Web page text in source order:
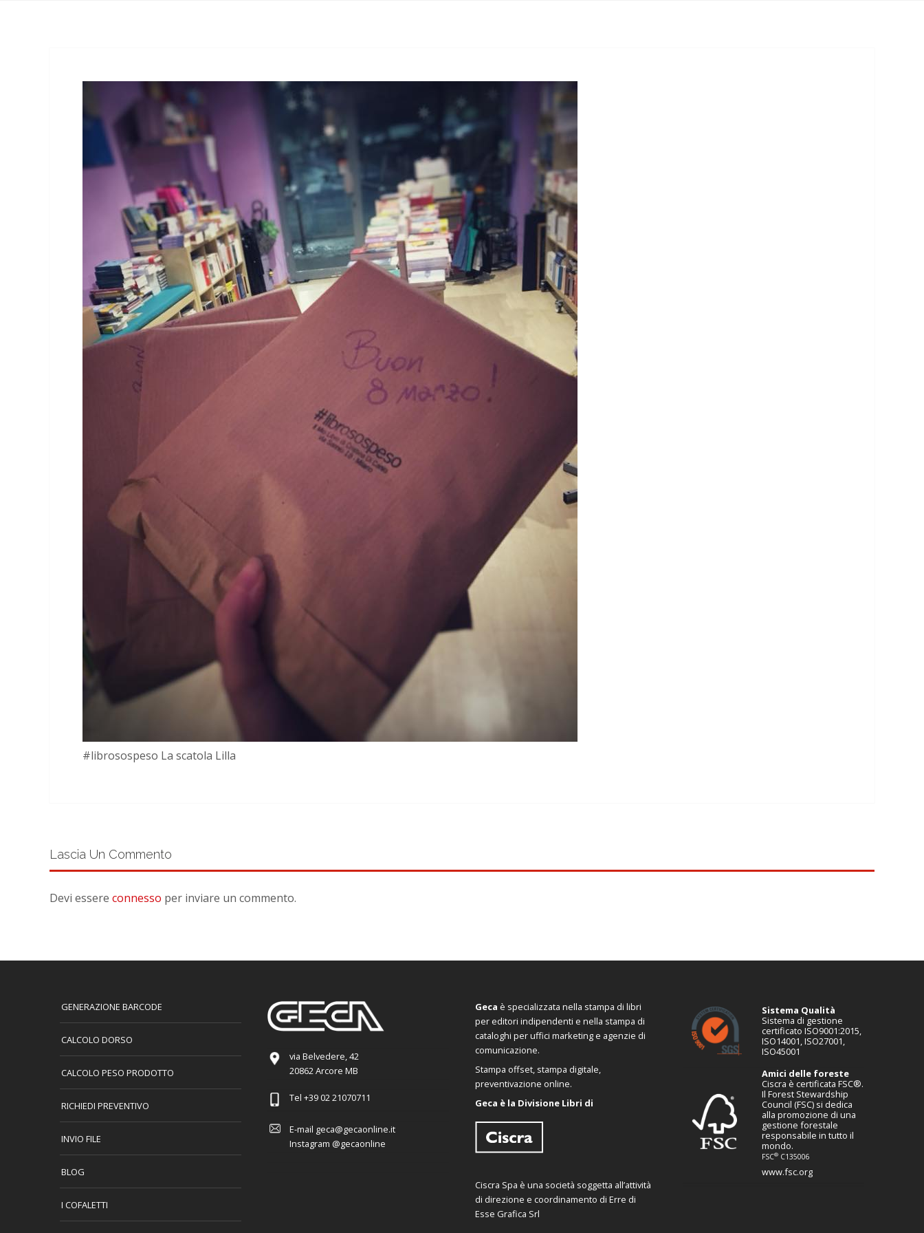
#librosospeso La scatola Lilla
Lascia Un Commento
Devi essere connesso per inviare un commento.
GENERAZIONE BARCODE
CALCOLO DORSO
CALCOLO PESO PRODOTTO
RICHIEDI PREVENTIVO
INVIO FILE
BLOG
I COFALETTI
via Belvedere, 42
20862 Arcore MB
Tel +39 02 21070711
E-mail geca@gecaonline.it
Instagram @gecaonline
Geca è specializzata nella stampa di libri
per editori indipendenti e nella stampa di
cataloghi per uffici marketing e agenzie di
comunicazione.
Stampa offset, stampa digitale,
preventivazione online.
Geca è la Divisione Libri di
Ciscra Spa è una società soggetta all’attività
di direzione e coordinamento di Erre di
Esse Grafica Srl
Sistema Qualità
Sistema di gestione
certificato ISO9001:2015,
ISO14001, ISO27001,
ISO45001
Amici delle foreste
Ciscra è certificata FSC®.
Il Forest Stewardship
Council (FSC) si dedica
alla promozione di una
gestione forestale
responsabile in tutto il
mondo.
FSC®C135006
www.fsc.org